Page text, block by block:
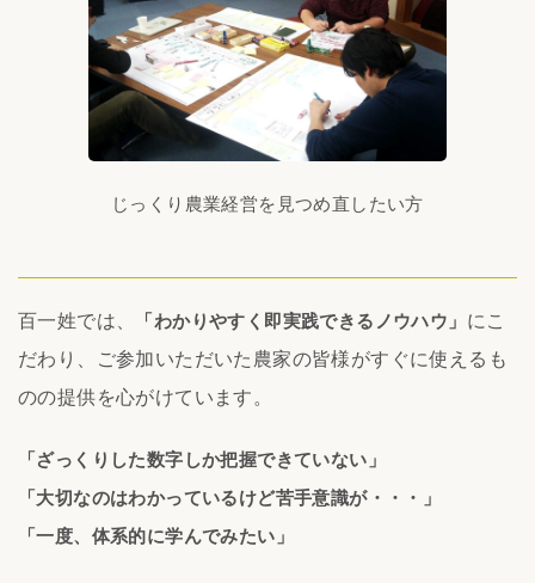
じっくり農業経営を見つめ直したい方
百一姓では、 「わかりやすく即実践できるノウハウ」 にこ
だわり、ご参加いただいた農家の皆様がすぐに使えるも
のの提供を心がけています。
「ざっくりした数字しか把握できていない」
「大切なのはわかっているけど苦手意識が・・・」
「一度、体系的に学んでみたい」